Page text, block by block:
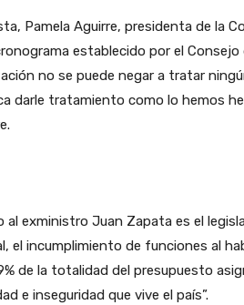
Pamela Aguirre, presidenta de la
establecido por el
no se puede negar a tratar
darle tratamiento como lo hemos
exministro Juan Zapata es el
el incumplimiento de funciones al
de la totalidad del presupuesto
e inseguridad que vive el país”.